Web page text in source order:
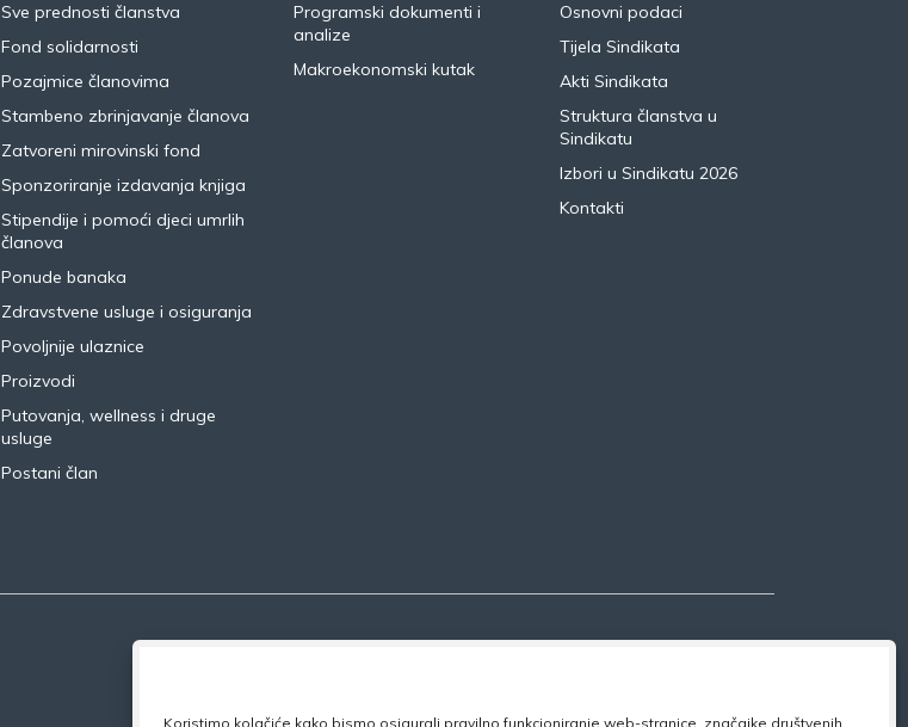
Koristimo kolačiće kako bismo osigurali pravilno funkcioniranje web-stranice, značajke društvenih
Sve prednosti članstva
Fond solidarnosti
Pozajmice članovima
Stambeno zbrinjavanje članova
Zatvoreni mirovinski fond
Sponzoriranje izdavanja knjiga
Stipendije i pomoći djeci umrlih
članova
Ponude banaka
Zdravstvene usluge i osiguranja
Povoljnije ulaznice
Proizvodi
Putovanja, wellness i druge
usluge
Postani član
Programski dokumenti i
analize
Makroekonomski kutak
Osnovni podaci
Tijela Sindikata
Akti Sindikata
Struktura članstva u
Sindikatu
Izbori u Sindikatu 2026
Kontakti